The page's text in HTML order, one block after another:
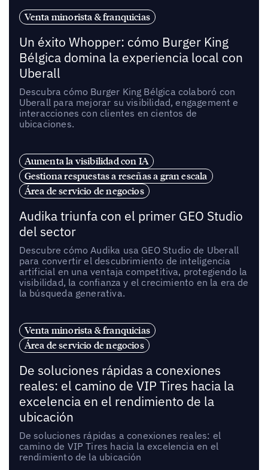
Venta minorista & franquicias
Un éxito Whopper: cómo Burger King
Bélgica domina la experiencia local con
Uberall
Descubra cómo Burger King Bélgica colaboró con
Uberall para mejorar su visibilidad, engagement e
interacciones con clientes en cientos de
ubicaciones.
Aumenta la visibilidad con IA
Gestiona respuestas a reseñas a gran escala
Área de servicio de negocios
Audika triunfa con el primer GEO Studio
del sector
Descubre cómo Audika usa GEO Studio de Uberall
para convertir el descubrimiento de inteligencia
artificial en una ventaja competitiva, protegiendo la
visibilidad, la confianza y el crecimiento en la era de
la búsqueda generativa.
Venta minorista & franquicias
Área de servicio de negocios
De soluciones rápidas a conexiones
reales: el camino de VIP Tires hacia la
excelencia en el rendimiento de la
ubicación
De soluciones rápidas a conexiones reales: el
camino de VIP Tires hacia la excelencia en el
rendimiento de la ubicación